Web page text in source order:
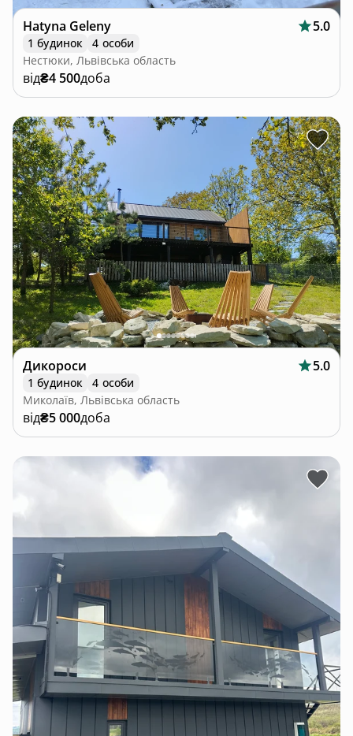
Hatyna Geleny 5.0
1 будинок
4 особи
Нестюки, Львівська область
від₴4 500доба
Дикороси 5.0
1 будинок
4 особи
Миколаїв, Львівська область
від₴5 000доба